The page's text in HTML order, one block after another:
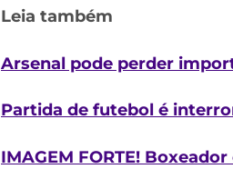
Leia também
Arsenal pode perder
Partida de futebol é
IMAGEM FORTE!